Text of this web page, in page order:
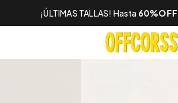
¡ÚLTIMAS TALLAS! Hasta 60%OFF